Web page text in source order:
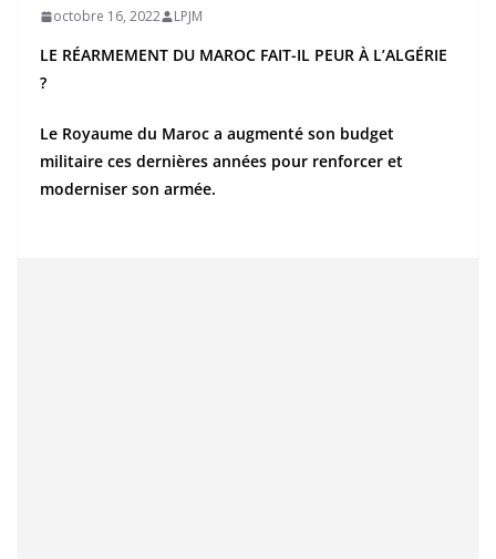
octobre 16, 2022 LPJM
LE RÉARMEMENT DU MAROC FAIT-IL PEUR À L’ALGÉRIE
?
Le Royaume du Maroc a augmenté son budget
militaire ces dernières années pour renforcer et
moderniser son armée.